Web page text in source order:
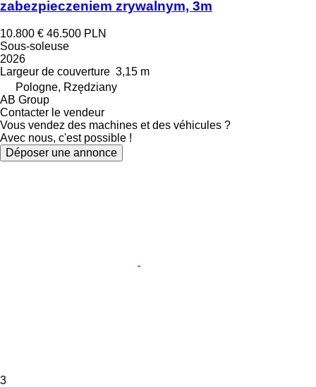
zabezpieczeniem zrywalnym, 3m
10.800 € 46.500 PLN
Sous-soleuse
2026
Largeur de couverture 3,15 m
Pologne, Rzędziany
AB Group
Contacter le vendeur
Vous vendez des machines et des véhicules ?
Avec nous, c'est possible !
Déposer une annonce
3